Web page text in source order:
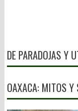
DE PARADOJAS Y
OAXACA: MITOS Y